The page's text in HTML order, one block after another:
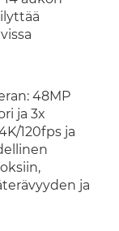
48MP
ja 3x
120fps ja
ja